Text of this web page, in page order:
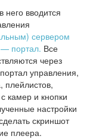
него вводится
сервером
— портал. Все
через
управления,
плейлистов,
камер и кнопки
настройки
скриншот
плеера.